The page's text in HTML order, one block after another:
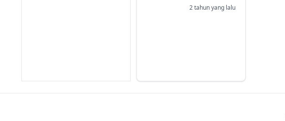
2 tahun yang lalu